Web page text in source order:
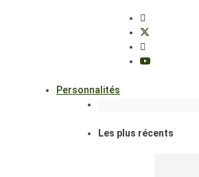
Personnalités
Les plus récents